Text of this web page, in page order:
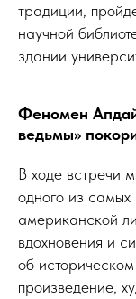
традиции,
научной
здании
Феномен
ведьмы»
В ходе встречи
одного из
американской
вдохновения и
об
произведение,